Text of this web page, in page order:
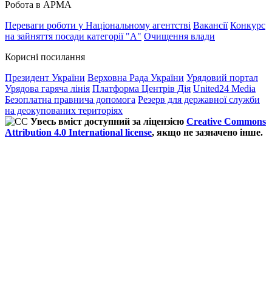
Робота в АРМА
Переваги роботи у Національному агентстві Вакансії Конкурс
на зайняття посади категорії "А" Очищення влади
Корисні посилання
Президент України Верховна Рада України Урядовий портал
Урядова гаряча лінія Платформа Центрів Дія United24 Media
Безоплатна правнича допомога Резерв для державної служби
на деокупованих територіях
Увесь вміст доступний за ліцензією Creative Commons
Attribution 4.0 International license, якщо не зазначено інше.